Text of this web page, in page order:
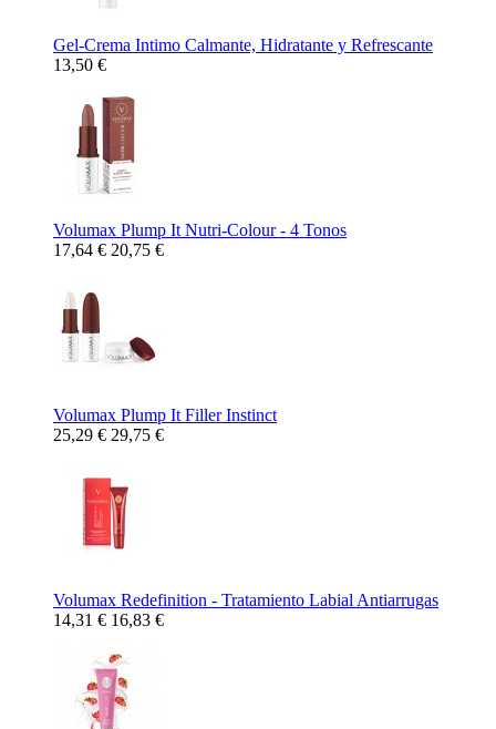
Gel-Crema Intimo Calmante, Hidratante y Refrescante
13,50 €
Volumax Plump It Nutri-Colour - 4 Tonos
17,64 € 20,75 €
Volumax Plump It Filler Instinct
25,29 € 29,75 €
Volumax Redefinition - Tratamiento Labial Antiarrugas
14,31 € 16,83 €